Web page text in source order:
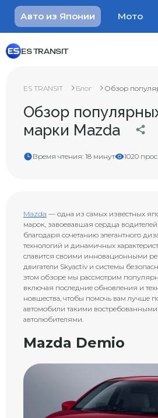
Авто из Японии Мото
ES TRANSIT
ES TRANSIT Блог Обзор
Обзор
марки Mazda
Время чтения: 18 минут 1020
Mazda — одна из самых известных
марок, завоевавшая сердца
благодаря сочетанию элегантного
технологий и динамичных
славится своими инновационными
двигатели Skyactiv и системы
этом обзоре мы рассмотрим
включая последние обновления и
новшества, чтобы помочь вам лучше
автомобили такими
автолюбителями.
Mazda Demio